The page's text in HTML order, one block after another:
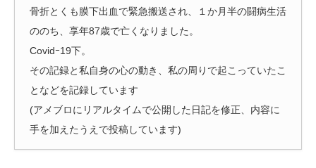
骨折とくも膜下出血で緊急搬送され、１か月半の闘病生活
ののち、享年87歳で亡くなりました。
Covidｰ19下。
その記録と私自身の心の動き、私の周りで起こっていたこ
となどを記録しています
(アメブロにリアルタイムで公開した日記を修正、内容に
手を加えたうえで投稿しています)